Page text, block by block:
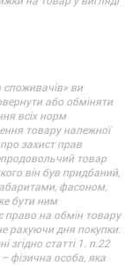
споживачів» ви
або обміняти
всіх норм
товару належної
захист прав
товар
він був придбаний,
фасоном,
бути ним
на обмін товару
рахуючи дня покупки.
згідно статті 1. п.22
фізична особа, яка